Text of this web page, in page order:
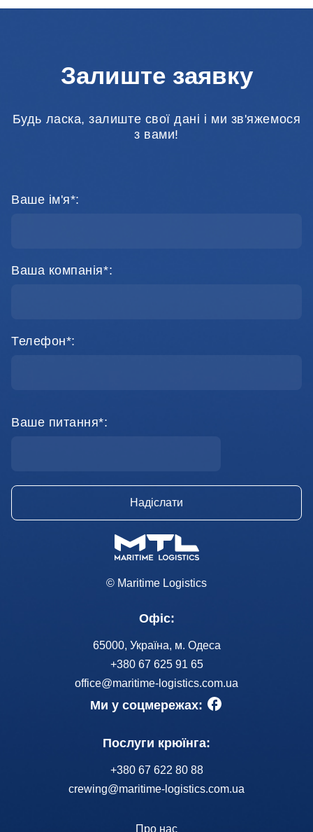
Залиште заявку
Будь ласка, залиште свої дані і ми зв'яжемося
з вами!
Ваше ім'я*:
Ваша компанія*:
Телефон*:
Ваше питання*:
© Maritime Logistics
Офіс:
65000, Україна, м. Одеса
+380 67 625 91 65
office@maritime-logistics.com.ua
Ми у соцмережах:
Послуги крюїнга:
+380 67 622 80 88
crewing@maritime-logistics.com.ua
Про нас